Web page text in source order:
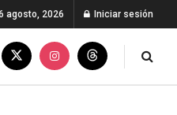
agosto, 2026 Iniciar sesión